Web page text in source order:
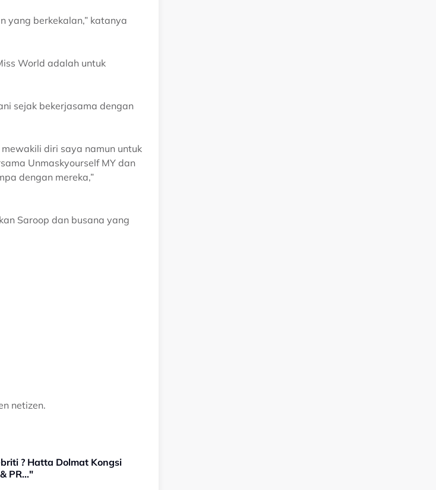
yang berkekalan,” katanya
World adalah untuk
sejak bekerjasama dengan
diri saya namun untuk
Unmaskyourself MY dan
dengan mereka,”
Saroop dan busana yang
netizen.
? Hatta Dolmat Kongsi
PR..."